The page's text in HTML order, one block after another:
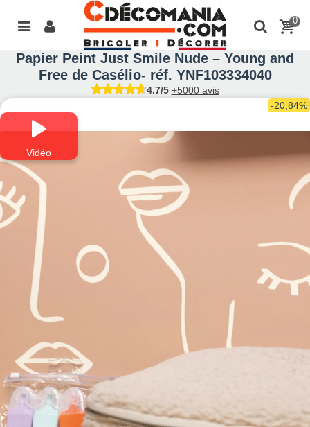
0
Papier Peint Just Smile Nude – Young and
Free de Casélio- réf. YNF103334040
4.7/5 +5000 avis
Vidéo
-20,84%